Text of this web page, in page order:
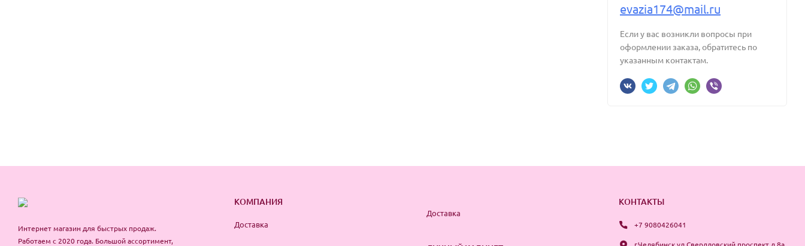
evazia174@mail.ru
Если у вас возникли вопросы при
оформлении заказа, обратитесь по
указанным контактам.
Интернет магазин для быстрых продаж.
Работаем с 2020 года. Большой ассортимент,
КОМПАНИЯ
Доставка
Доставка
КОНТАКТЫ
+7 9080426041
г.Челябинск ул.Свердловский проспект д.8а